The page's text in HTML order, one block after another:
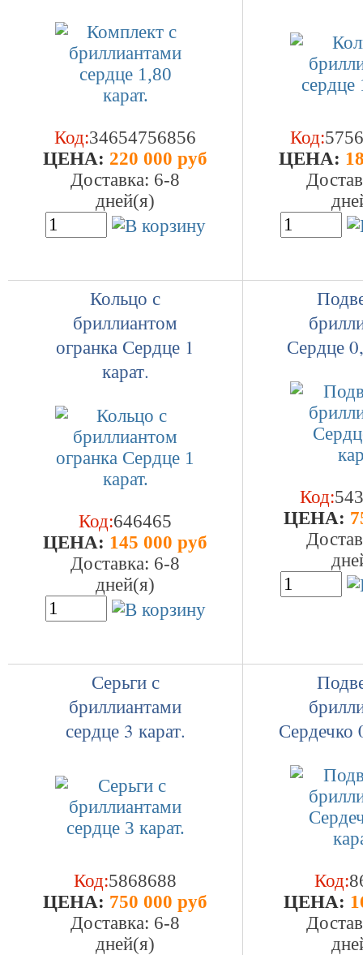
Код:34654756856
ЦEHA: 220 000 руб
Доставка: 6-8
дней(я)
Код:
ЦEHA:
Кольцо с
бриллиантом
огранка Сердце 1
карат.
Код:646465
ЦEHA: 145 000 руб
Доставка: 6-8
дней(я)
Сердце
Код:
ЦEHA:
Серьги с
бриллиантами
сердце 3 карат.
Код:5868688
ЦEHA: 750 000 руб
Доставка: 6-8
дней(я)
Сердечко
Код:
ЦEHA: